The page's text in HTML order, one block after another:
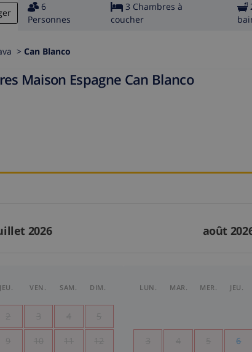
6
Personnes
3 Chambres à
coucher
> Can Blanco
Maison Espagne Can Blanco
2026 août
JEU. VEN. SAM. DIM.
2 3 4 5
9 10 11 12
LUN. MAR. MER. JEU.
3 4 5 6